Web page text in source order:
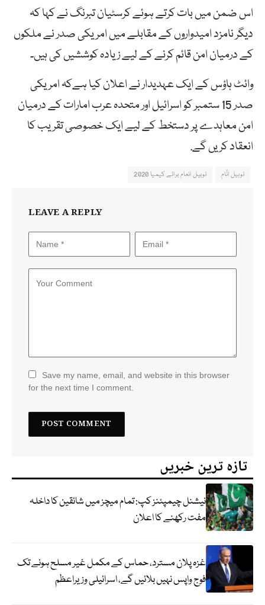
اس ضمن میں بات کرتے ہوئے کرسٹیان تبرنگ نے کہا کہ
دیگر نامزد امیدواروں کے مقابلے میں امریکی صدر نے ملکوں
کے درمیان امن قائم کرنے کے لیے زیادہ کوششیں کی ہیں۔
وائٹ ہاؤس کے ایک عہدیدار نے اعلان کیا ہےکہ امریکی
صدر 15 ستمبر کو اسرائیل اور متحدہ عرب امارات کے درمیان
امن معاہدے پر دستخط کے لیے ایک خصوصی تقریب کا
انعقاد کریں گے.
نوبیل انؑام نوبیل انعام برائے کیمیا 2020
LEAVE A REPLY
Save my name, email, and website in this browser
for the next time I comment.
تازہ ترین خبریں
نیشنل چیمپئنز کپ: تمام میچز میں شائقین کا داخلہ
مفت رکھنے کا اعلان
غزہ پلان مسترد، حماس کے مکمل غیر مسلح ہونے تک
فوج واپس نہیں بلائیں گے، اسرائیلی وزیراعظم